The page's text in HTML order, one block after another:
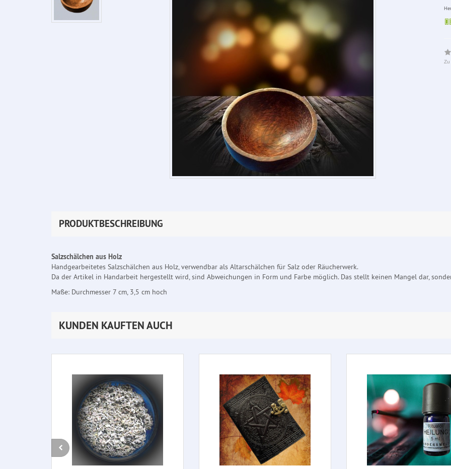
Zu
PRODUKTBESCHREIBUNG
Salzschälchen aus Holz
Handgearbeitetes Salzschälchen aus Holz, verwendbar als Altarschälchen für Salz oder Räucherwerk.
Da der Artikel in Handarbeit hergestellt wird, sind Abweichungen in Form und Farbe möglich. Das stellt keinen Mangel dar,
Maße: Durchmesser 7 cm, 3,5 cm hoch
KUNDEN KAUFTEN AUCH